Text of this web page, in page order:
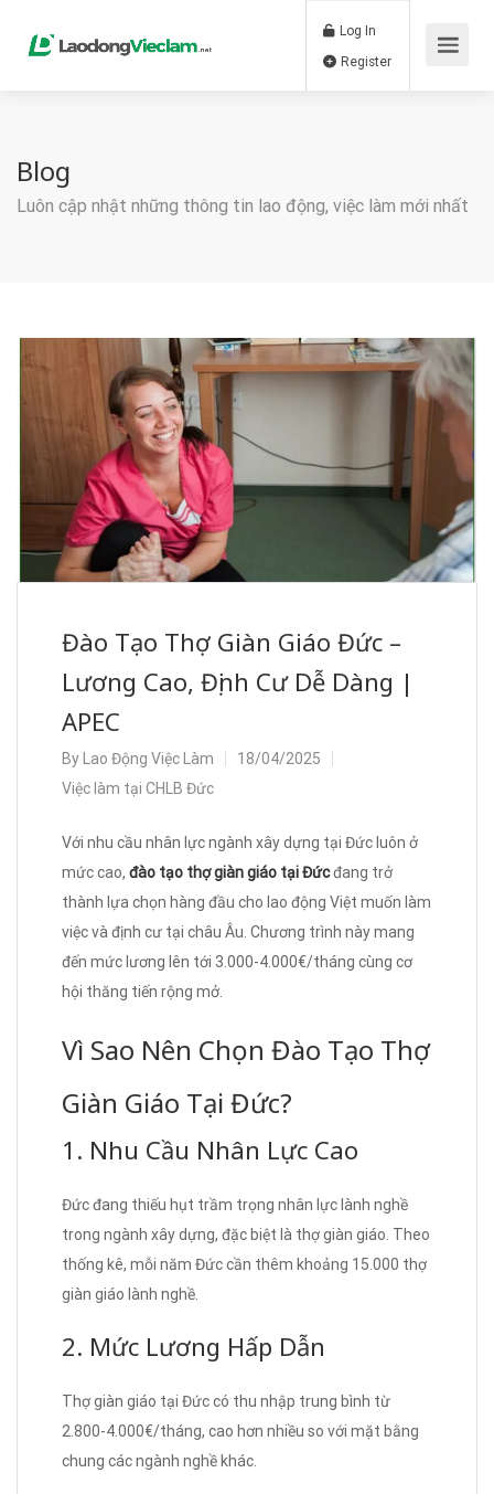
Log In
Blog
Luôn cập nhật những thông tin lao động, việc làm mới nhất
Đào Tạo Thợ Giàn Giáo Đức –
Lương Cao, Định Cư Dễ Dàng |
APEC
By Lao Động Việc Làm
18/04/2025
Việc làm tại CHLB Đức
Với nhu cầu nhân lực ngành xây dựng tại Đức luôn ở
mức cao, đào tạo thợ giàn giáo tại Đứcđang trở
thành lựa chọn hàng đầu cho lao động Việt muốn làm
việc và định cư tại châu Âu. Chương trình này mang
đến mức lương lên tới 3.000-4.000€/tháng cùng cơ
hội thăng tiến rộng mở.
Vì Sao Nên Chọn Đào Tạo Thợ
Giàn Giáo Tại Đức?
1. Nhu Cầu Nhân Lực Cao
Đức đang thiếu hụt trầm trọng nhân lực lành nghề
trong ngành xây dựng, đặc biệt là thợ giàn giáo. Theo
thống kê, mỗi năm Đức cần thêm khoảng 15.000 thợ
giàn giáo lành nghề.
2. Mức Lương Hấp Dẫn
Thợ giàn giáo tại Đức có thu nhập trung bình từ
2.800-4.000€/tháng, cao hơn nhiều so với mặt bằng
chung các ngành nghề khác.